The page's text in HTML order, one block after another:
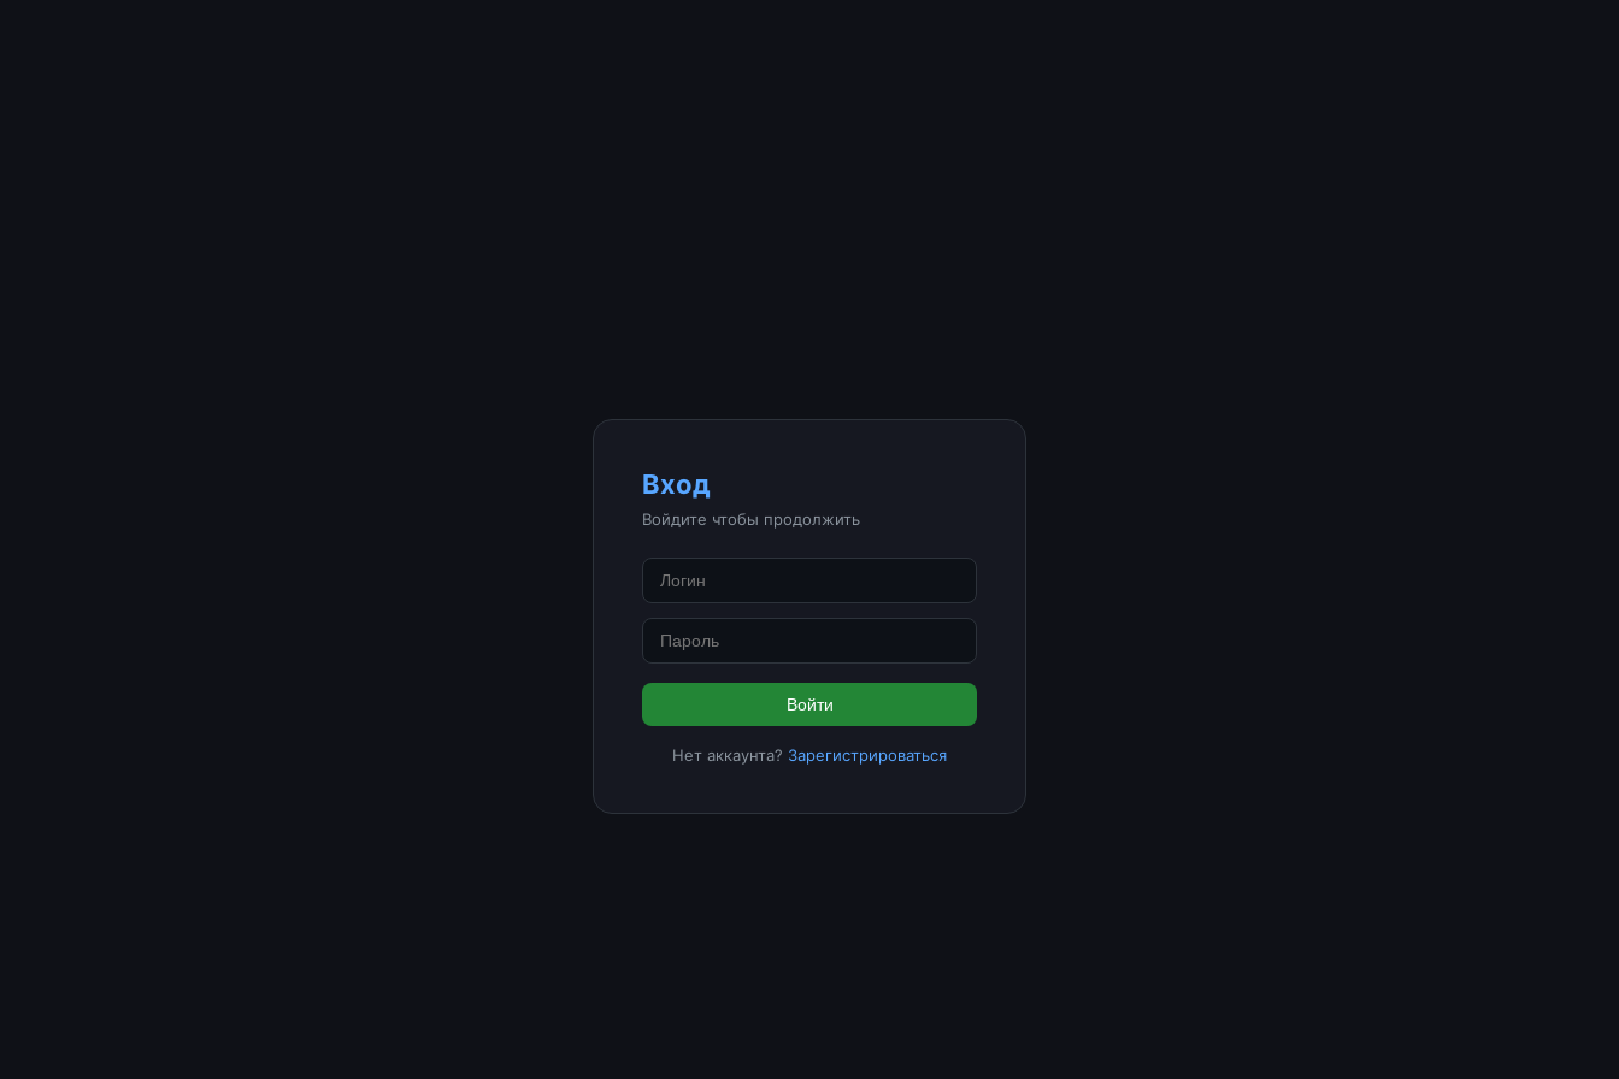
Вход
Войдите чтобы продолжить
Войти
Нет аккаунта? Зарегистрироваться